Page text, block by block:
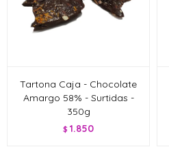
Tartona Caja - Chocolate
Amargo 58% - Surtidas -
350g
$ 1.850